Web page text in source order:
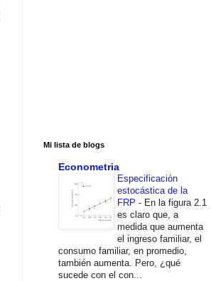
Mi lista de blogs
Econometria
Especificación
estocástica de la
FRP - En la figura 2.1
es claro que, a
medida que aumenta
el ingreso familiar, el
consumo familiar, en promedio,
también aumenta. Pero, ¿qué
sucede con el con...